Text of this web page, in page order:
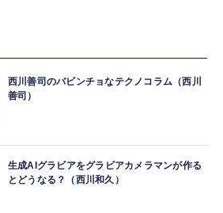
西川善司のバビンチョなテクノコラム（西川
善司）
生成AIグラビアをグラビアカメラマンが作る
とどうなる？（西川和久）